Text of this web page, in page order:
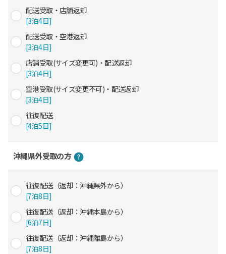
配送受取・店舗返却
[3泊4日]
配送受取・空港返却
[3泊4日]
店舗受取(サイズ変更可)・配送返却
[3泊4日]
空港受取(サイズ変更不可)・配送返却
[3泊4日]
往復配送
[4泊5日]
沖縄県外受取の方
往復配送（返却：沖縄県外から）
[7泊8日]
往復配送（返却：沖縄本島から）
[6泊7日]
往復配送（返却：沖縄離島から）
[7泊8日]